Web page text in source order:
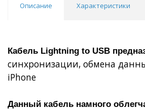
Описание Характеристики
Кабель Lightning to USB
синхронизации, обмена
iPhone
Данный кабель намного